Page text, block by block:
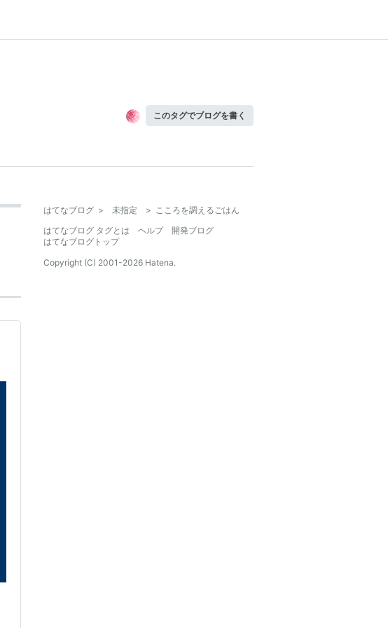
このタグでブログを書く
はてなブログ > 未指定 > こころを調えるごはん
はてなブログ タグとは
ヘルプ
開発ブログ
はてなブログトップ
Copyright (C) 2001-2026 Hatena.